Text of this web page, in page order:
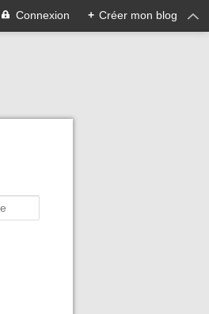
Connexion + Créer mon blog